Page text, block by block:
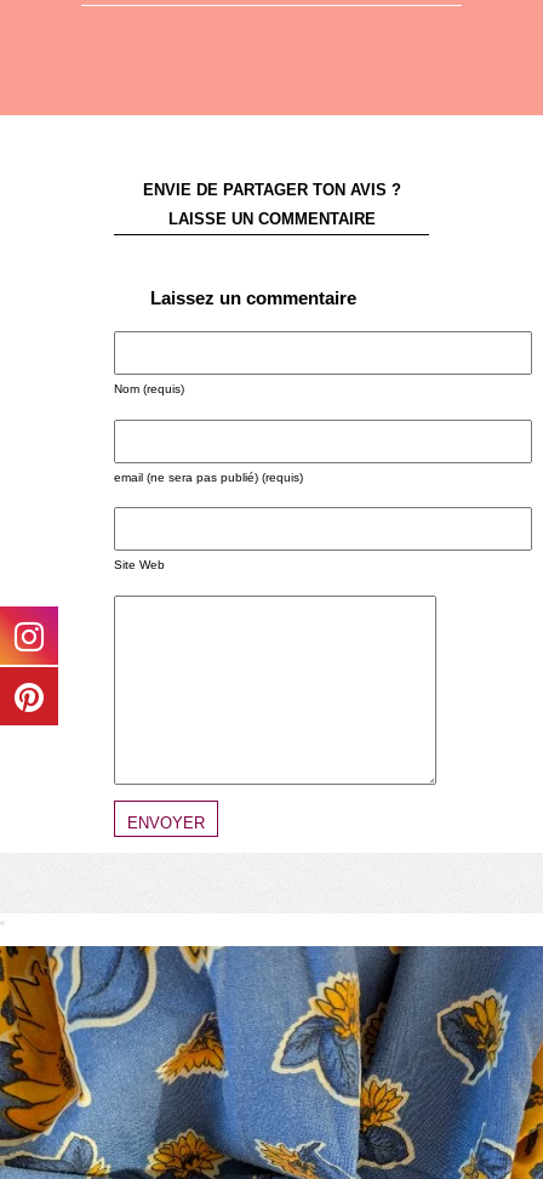
ENVIE DE PARTAGER TON AVIS ?
LAISSE UN COMMENTAIRE
Laissez un commentaire
Nom (requis)
email (ne sera pas publié) (requis)
Site Web